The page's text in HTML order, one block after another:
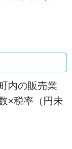
内の販売業
×税率（円未